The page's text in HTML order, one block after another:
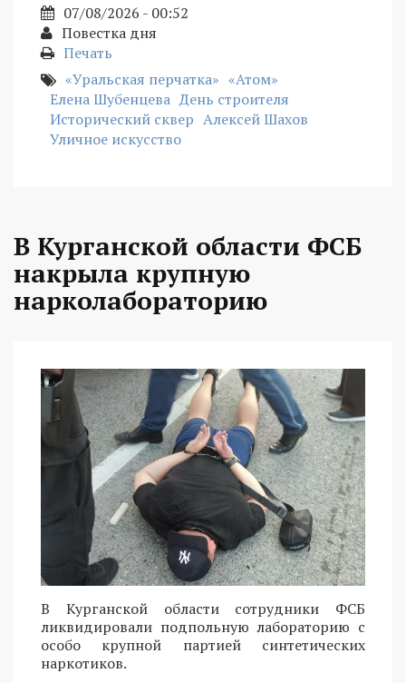
07/08/2026 - 00:52
Повестка дня
Печать
«Уральская перчатка» «Атом»
Елена Шубенцева День строителя
Исторический сквер Алексей Шахов
Уличное искусство
В Курганской области ФСБ
накрыла крупную
нарколабораторию
В Курганской области сотрудники ФСБ
ликвидировали подпольную лабораторию с
особо крупной партией синтетических
наркотиков.